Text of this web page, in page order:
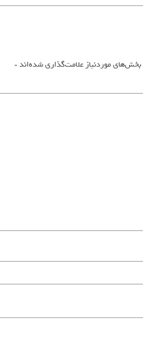
بخش‌های موردنیاز علامت‌گذاری شده‌اند*